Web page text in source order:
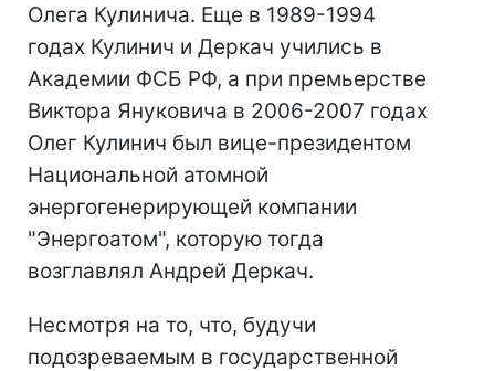
Олега Кулинича. Еще в 1989-1994
годах Кулинич и Деркач учились в
Академии ФСБ РФ, а при премьерстве
Виктора Януковича в 2006-2007 годах
Олег Кулинич был вице-президентом
Национальной атомной
энергогенерирующей компании
"Энергоатом", которую тогда
возглавлял Андрей Деркач.
Несмотря на то, что, будучи
подозреваемым в государственной